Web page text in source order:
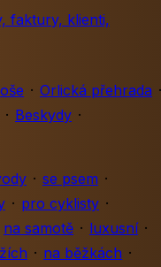
faktury, klienti,
· Orlická přehrada ·
· Beskydy ·
· se psem ·
· pro cyklisty ·
na samotě · luxusní ·
· na běžkách ·